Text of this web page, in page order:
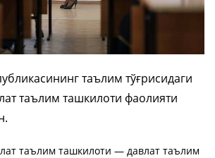
таълим тўғрисидаги
таълим ташкилоти фаолияти
таълим ташкилоти — давлат таълим